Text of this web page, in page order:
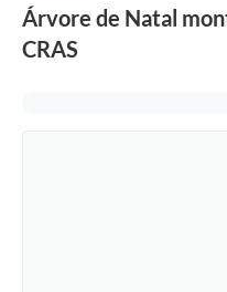
Árvore de Natal
CRAS